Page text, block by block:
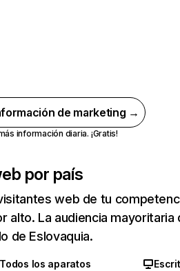
de marketing →
información diaria. ¡Gratis!
por país
web de tu
alto. La audiencia mayoritaria
de Eslovaquia.
Todos los aparatos